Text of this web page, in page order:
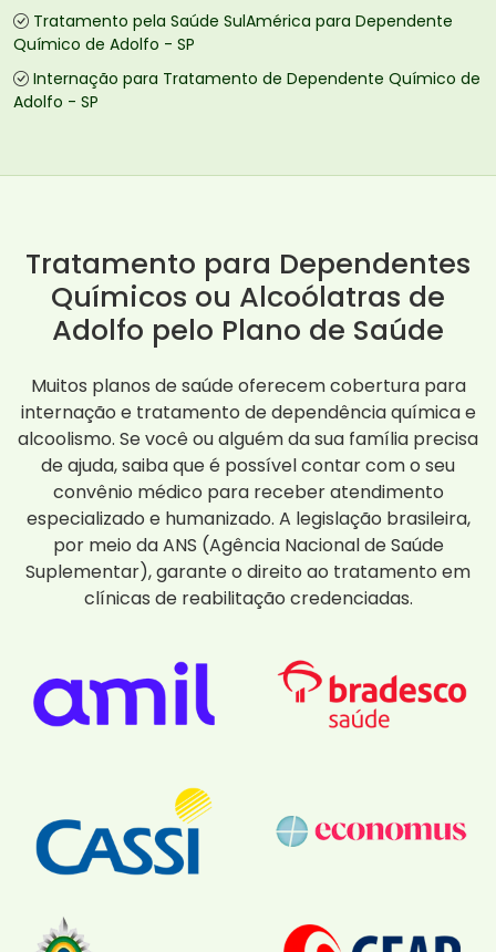
Tratamento pela Saúde SulAmérica para Dependente
Químico de Adolfo - SP
Internação para Tratamento de Dependente Químico de
Adolfo - SP
Tratamento para Dependentes
Químicos ou Alcoólatras de
Adolfo pelo Plano de Saúde
Muitos planos de saúde oferecem cobertura para
internação e tratamento de dependência química e
alcoolismo. Se você ou alguém da sua família precisa
de ajuda, saiba que é possível contar com o seu
convênio médico para receber atendimento
especializado e humanizado. A legislação brasileira,
por meio da ANS (Agência Nacional de Saúde
Suplementar), garante o direito ao tratamento em
clínicas de reabilitação credenciadas.